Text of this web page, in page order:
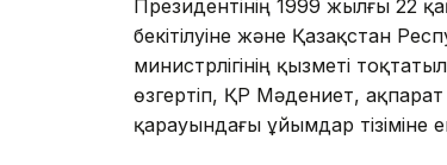
Президентінің 1999 жылғы 22
бекітілуіне және Қазақстан
министрлігінің қызметі
өзгертіп, ҚР Мәдениет, ақпарат
қарауындағы ұйымдар тізіміне